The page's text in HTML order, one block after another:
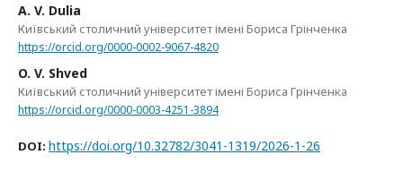
A. V. Dulia
Київський столичний університет імені Бориса Грінченка
https://orcid.org/0000-0002-9067-4820
O. V. Shved
Київський столичний університет імені Бориса Грінченка
https://orcid.org/0000-0003-4251-3894
DOI: https://doi.org/10.32782/3041-1319/2026-1-26